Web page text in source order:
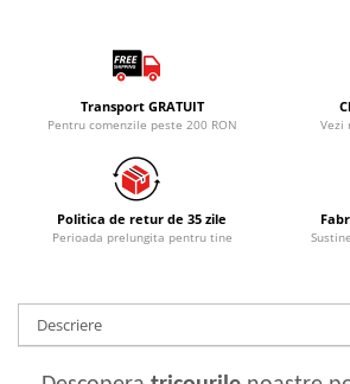
Transport GRATUIT
Pentru comenzile peste 200 RON Vezi
Politica de retur de 35 zile
Perioada prelungita pentru tine
Descriere